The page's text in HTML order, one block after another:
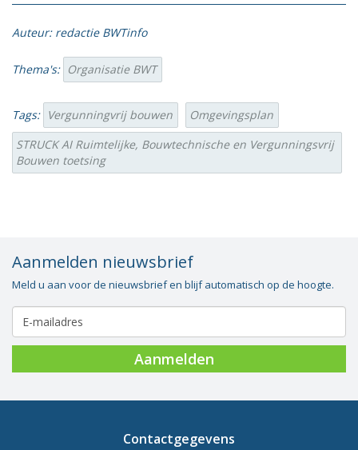
Auteur: redactie BWTinfo
Thema's: Organisatie BWT
Tags: Vergunningvrij bouwen
Omgevingsplan
STRUCK AI Ruimtelijke, Bouwtechnische en Vergunningsvrij
Bouwen toetsing
Aanmelden nieuwsbrief
Meld u aan voor de nieuwsbrief en blijf automatisch op de hoogte.
Aanmelden
Contactgegevens